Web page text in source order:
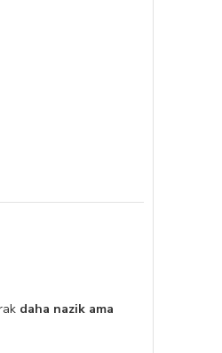
daha nazik ama